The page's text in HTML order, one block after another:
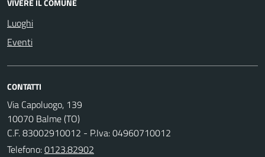
VIVERE IL COMUNE
Luoghi
Eventi
CONTATTI
Via Capoluogo, 139
10070 Balme (TO)
C.F. 83002910012 - P.Iva: 04960710012
Telefono:0123.82902